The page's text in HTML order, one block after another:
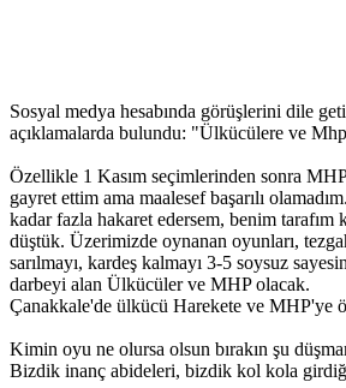
Sosyal medya hesabında görüşlerini dile
açıklamalarda bulundu: "Ülkücülere ve
Özellikle 1 Kasım seçimlerinden sonra
gayret ettim ama maalesef başarılı
kadar fazla hakaret edersem, benim
düştük. Üzerimizde oynanan oyunları,
sarılmayı, kardeş kalmayı 3-5 soysuz
darbeyi alan Ülkücüler ve MHP olacak.
Çanakkale'de ülkücü Harekete ve MHP'ye
Kimin oyu ne olursa olsun bırakın şu
Bizdik inanç abideleri, bizdik kol kola